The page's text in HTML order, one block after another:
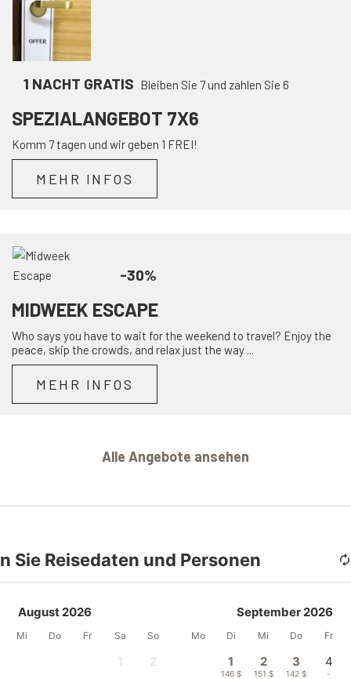
1 NACHT GRATIS Bleiben Sie 7 und zahlen Sie 6
SPEZIALANGEBOT 7X6
Komm 7 tagen und wir geben 1 FREI!
MEHR INFOS
-30%
MIDWEEK ESCAPE
Who says you have to wait for the weekend to travel? Enjoy the
peace, skip the crowds, and relax just the way ...
MEHR INFOS
Alle Angebote ansehen
Sie Reisedaten und Personen
August 2026
Mi Do Fr Sa So
1 2
September 2026
Mo Di Mi Do Fr
1
146 $
2
151 $
3
142 $
4
-